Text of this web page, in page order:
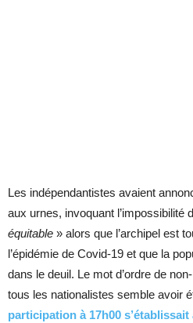
Les indépendantistes avaient
aux urnes, invoquant l’impossibilité
équitable » alors que l’archipel est
l’épidémie de Covid-19 et que la
dans le deuil. Le mot d’ordre de
tous les nationalistes semble avoir
participation à 17h00 s’établissait